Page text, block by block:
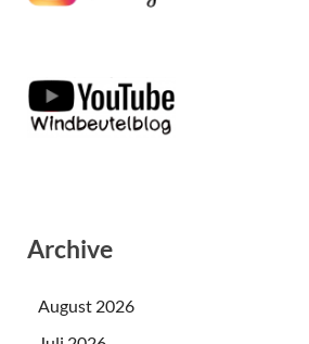
Archive
August 2026